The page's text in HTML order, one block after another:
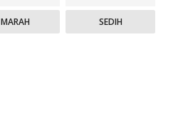
MARAH SEDIH